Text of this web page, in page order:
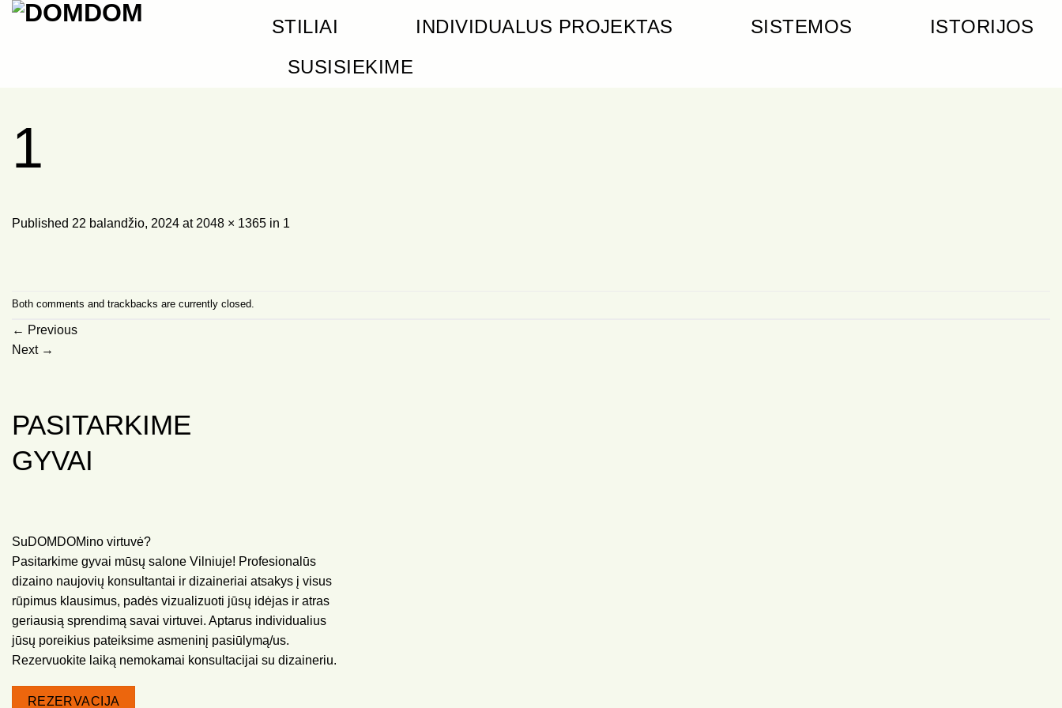
Skip
STILIAI INDIVIDUALUS PROJEKTAS SISTEMOS
ISTORIJOS
SUSISIEKIME
1
Published 22 balandžio, 2024 at 2048 × 1365 in 1
Both comments and trackbacks are currently closed.
← Previous
Next →
PASITARKIME
GYVAI
SuDOMDOMino virtuvė?
Pasitarkime gyvai mūsų salone Vilniuje! Profesionalūs
dizaino naujovių konsultantai ir dizaineriai atsakys į visus
rūpimus klausimus, padės vizualizuoti jūsų idėjas ir atras
geriausią sprendimą savai virtuvei. Aptarus individualius
jūsų poreikius pateiksime asmeninį pasiūlymą/us.
Rezervuokite laiką nemokamai konsultacijai su dizaineriu.
REZERVACIJA